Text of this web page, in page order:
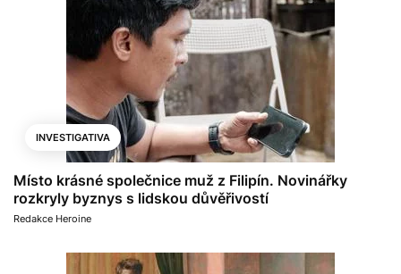
INVESTIGATIVA
Místo krásné společnice muž z Filipín. Novinářky
rozkryly byznys s lidskou důvěřivostí
Redakce Heroine